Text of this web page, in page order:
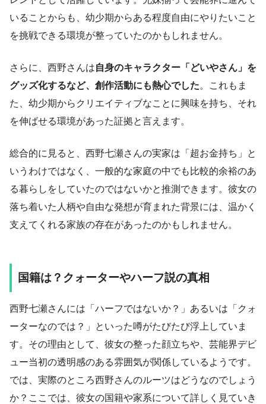
いることからも、幼少期からある程度自由にやりたいこと
を挑戦できる環境が整っていたのかもしれません。
さらに、西野さんは自身のキャラクター「どいやさん」を
グッズ化するなど、創作活動にも熱心でした。これもま
た、幼少期からクリエイティブなことに興味を持ち、それ
を伸ばせる環境があった証拠と言えます。
総合的に見ると、西野七瀬さんの実家は「超お金持ち」と
いうわけではなく、一般的な家庭の中でも比較的余裕のあ
る暮らしをしていたのではないかと推測できます。彼女の
落ち着いた人柄や自由な発想が育まれた背景には、温かく
支えてくれる家族の存在があったのかもしれません。
国籍は？クォーターやハーフ説の真相
西野七瀬さんには「ハーフではないか？」あるいは「クォ
ーターなのでは？」といった噂がたびたび浮上していま
す。その理由として、彼女の整った顔立ちや、芸能界デビ
ュー当初の透明感のある雰囲気が関係しているようです。
では、実際のところ西野さんのルーツはどうなのでしょう
か？ここでは、彼女の国籍や家系について詳しく見ていき